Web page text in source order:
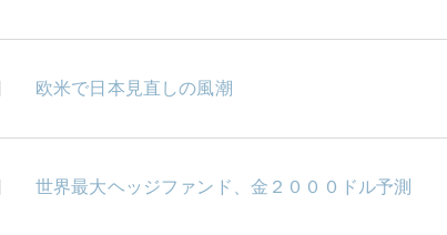
欧米で日本見直しの風潮
世界最大ヘッジファンド、金２０００ドル予測